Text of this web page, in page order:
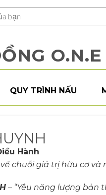
O.N.E
QUY TRÌNH NẤU
Hành
chuỗi giá trị hữu cơ
– “Yêu năng lượng bản